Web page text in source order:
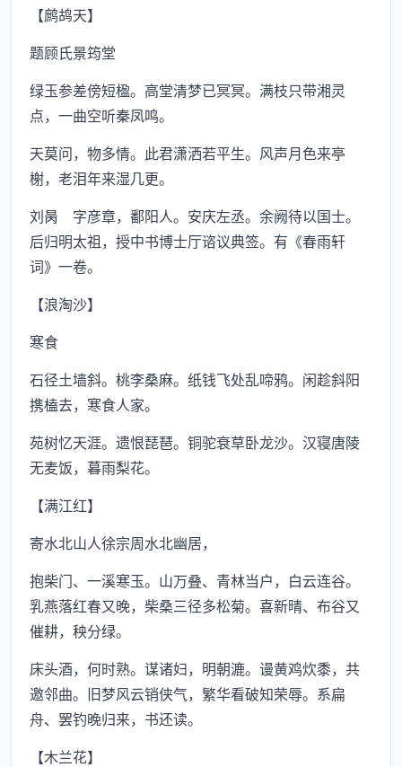
【鹧鸪天】
题顾氏景筠堂
绿玉参差傍短楹。高堂清梦已冥冥。满枝只带湘灵
点，一曲空听秦凤鸣。
天莫问，物多情。此君潇洒若平生。风声月色来亭
榭，老泪年来湿几更。
刘昺 字彦章，鄱阳人。安庆左丞。余阙待以国士。
后归明太祖，授中书博士厅谘议典签。有《春雨轩
词》一卷。
【浪淘沙】
寒食
石径土墙斜。桃李桑麻。纸钱飞处乱啼鸦。闲趁斜阳
携榼去，寒食人家。
苑树忆天涯。遗恨琵琶。铜驼衰草卧龙沙。汉寝唐陵
无麦饭，暮雨梨花。
【满江红】
寄水北山人徐宗周水北幽居，
抱柴门、一溪寒玉。山万叠、青林当户，白云连谷。
乳燕落红春又晚，柴桑三径多松菊。喜新晴、布谷又
催耕，秧分绿。
床头酒，何时熟。谋诸妇，明朝漉。谩黄鸡炊黍，共
邀邻曲。旧梦风云销侠气，繁华看破知荣辱。系扁
舟、罢钓晚归来，书还读。
【木兰花】